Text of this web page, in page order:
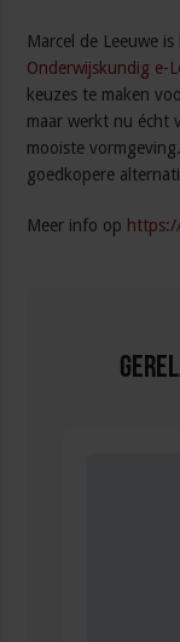
Marcel de Leeuwe
Onderwijskundig e-
keuzes te maken
maar werkt nu écht
mooiste
goedkopere
Meer info op